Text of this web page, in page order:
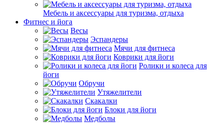
Мебель и аксессуары для туризма, отдыха
Фитнес и йога
Весы
Эспандеры
Мячи для фитнеса
Коврики для йоги
Ролики и колеса для
йоги
Обручи
Утяжелители
Скакалки
Блоки для йоги
Медболы